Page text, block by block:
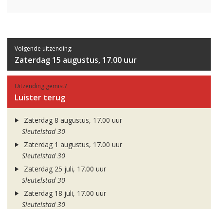
Volgende uitzending:
Zaterdag 15 augustus, 17.00 uur
Uitzending gemist?
Luister terug
Zaterdag 8 augustus, 17.00 uur
Sleutelstad 30
Zaterdag 1 augustus, 17.00 uur
Sleutelstad 30
Zaterdag 25 juli, 17.00 uur
Sleutelstad 30
Zaterdag 18 juli, 17.00 uur
Sleutelstad 30